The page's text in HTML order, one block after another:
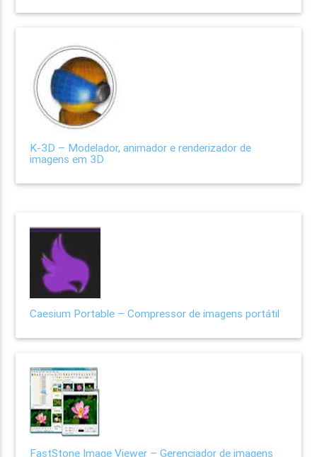
K-3D – Modelador, animador e renderizador de
imagens em 3D
Caesium Portable – Compressor de imagens portátil
FastStone Image Viewer – Gerenciador de imagens